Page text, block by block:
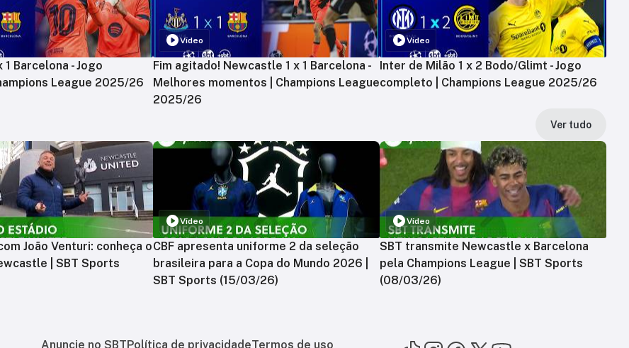
Barcelona - Jogo
League 2025/26
Vídeo
Fim agitado! Newcastle 1 x 1 Barcelona -
Melhores momentos | Champions League
2025/26
Vídeo
Inter de Milão 1 x 2 Bodo/Glimt - Jogo
completo | Champions League 2025/26
Ver tudo
João Venturi: conheça o
| SBT Sports
Vídeo
CBF apresenta uniforme 2 da seleção
brasileira para a Copa do Mundo 2026 |
SBT Sports (15/03/26)
Vídeo
SBT transmite Newcastle x Barcelona
pela Champions League | SBT Sports
(08/03/26)
Anuncie no SBT Política de privacidadeTermos de uso